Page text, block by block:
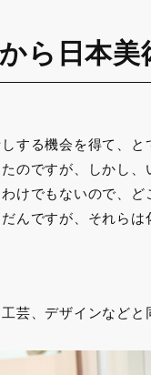
ら日本美
する機会を得て、と
のですが、しかし
けでもないので、
んですが、それら
芸、デザインなどと